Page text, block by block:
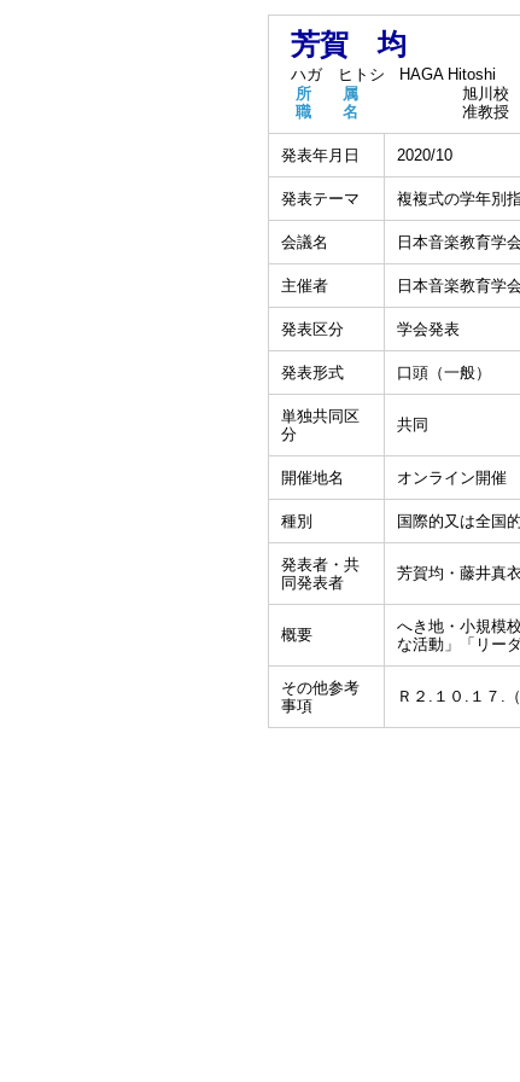
芳賀 均
ハガ ヒトシ
HAGA Hitoshi
所 属
旭川校
職 名
准教授
発表年月日 2020/10
発表テーマ 複複式の学年別
会議名 日本音楽教育学
主催者 日本音楽教育学
発表区分 学会発表
発表形式 口頭（一般）
単独共同区
分
共同
開催地名 オンライン開催
種別 国際的又は全国
発表者・共
同発表者
芳賀均・藤井真
概要
へき地・小規模
な活動」「リー
その他参考
事項
Ｒ２.１０.１７.